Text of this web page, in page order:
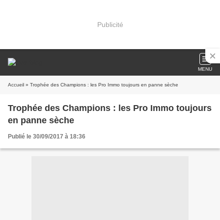
Publicité
MENU
Accueil » Trophée des Champions : les Pro Immo toujours en panne sèche
Trophée des Champions : les Pro Immo toujours
en panne sèche
Publié le 30/09/2017 à 18:36